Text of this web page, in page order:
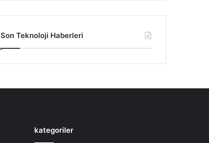
Son Teknoloji Haberleri
kategoriler